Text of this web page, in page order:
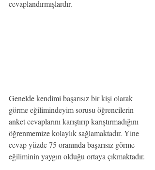
cevaplandırmışlardır.
Genelde kendimi başarısız bir kişi olarak
görme eğilimindeyim sorusu öğrencilerin
anket cevaplarını karıştırıp karıştırmadığını
öğrenmemize kolaylık sağlamaktadır. Yine
cevap yüzde 75 oranında başarısız görme
eğiliminin yaygın olduğu ortaya çıkmaktadır.